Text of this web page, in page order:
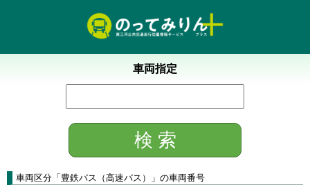
車両指定
車両区分 「 豊鉄バス（高速バス） 」 の車両番号